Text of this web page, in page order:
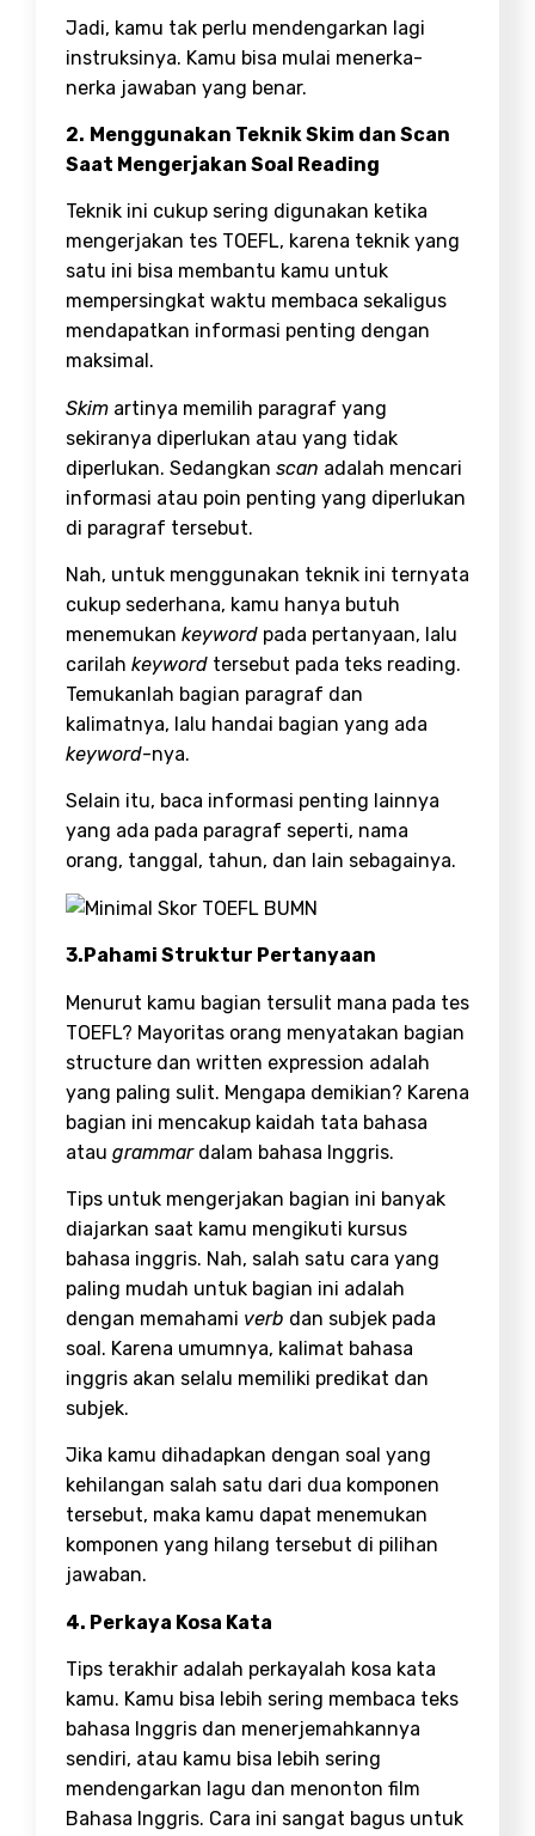
Jadi, kamu tak perlu mendengarkan lagi
instruksinya. Kamu bisa mulai menerka-
nerka jawaban yang benar.
2. Menggunakan Teknik Skim dan Scan
Saat Mengerjakan Soal Reading
Teknik ini cukup sering digunakan ketika
mengerjakan tes TOEFL, karena teknik yang
satu ini bisa membantu kamu untuk
mempersingkat waktu membaca sekaligus
mendapatkan informasi penting dengan
maksimal.
Skim artinya memilih paragraf yang
sekiranya diperlukan atau yang tidak
diperlukan. Sedangkan scan adalah mencari
informasi atau poin penting yang diperlukan
di paragraf tersebut.
Nah, untuk menggunakan teknik ini ternyata
cukup sederhana, kamu hanya butuh
menemukan keyword pada pertanyaan, lalu
carilah keyword tersebut pada teks reading.
Temukanlah bagian paragraf dan
kalimatnya, lalu handai bagian yang ada
keyword-nya.
Selain itu, baca informasi penting lainnya
yang ada pada paragraf seperti, nama
orang, tanggal, tahun, dan lain sebagainya.
3.Pahami Struktur Pertanyaan
Menurut kamu bagian tersulit mana pada tes
TOEFL? Mayoritas orang menyatakan bagian
structure dan written expression adalah
yang paling sulit. Mengapa demikian? Karena
bagian ini mencakup kaidah tata bahasa
atau grammardalam bahasa Inggris.
Tips untuk mengerjakan bagian ini banyak
diajarkan saat kamu mengikuti kursus
bahasa inggris. Nah, salah satu cara yang
paling mudah untuk bagian ini adalah
dengan memahami verb dan subjek pada
soal. Karena umumnya, kalimat bahasa
inggris akan selalu memiliki predikat dan
subjek.
Jika kamu dihadapkan dengan soal yang
kehilangan salah satu dari dua komponen
tersebut, maka kamu dapat menemukan
komponen yang hilang tersebut di pilihan
jawaban.
4. Perkaya Kosa Kata
Tips terakhir adalah perkayalah kosa kata
kamu. Kamu bisa lebih sering membaca teks
bahasa Inggris dan menerjemahkannya
sendiri, atau kamu bisa lebih sering
mendengarkan lagu dan menonton film
Bahasa Inggris. Cara ini sangat bagus untuk